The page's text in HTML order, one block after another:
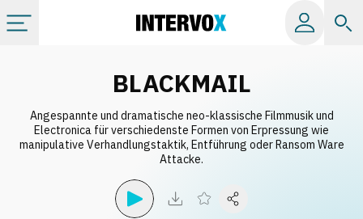
Alle Alben
BLACKMAIL
Angespannte und dramatische neo-klassische Filmmusik und
Electronica für verschiedenste Formen von Erpressung wie
manipulative Verhandlungstaktik, Entführung oder Ransom Ware
Attacke.